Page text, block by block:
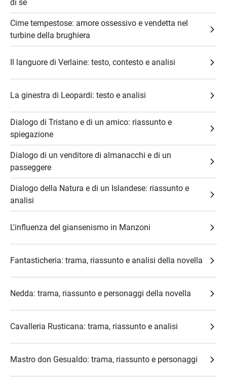
di sé
Cime tempestose: amore ossessivo e vendetta nel
turbine della brughiera
Il languore di Verlaine: testo, contesto e analisi
La ginestra di Leopardi: testo e analisi
Dialogo di Tristano e di un amico: riassunto e
spiegazione
Dialogo di un venditore di almanacchi e di un
passeggere
Dialogo della Natura e di un Islandese: riassunto e
analisi
L'influenza del giansenismo in Manzoni
Fantasticheria: trama, riassunto e analisi della novella
Nedda: trama, riassunto e personaggi della novella
Cavalleria Rusticana: trama, riassunto e analisi
Mastro don Gesualdo: trama, riassunto e personaggi